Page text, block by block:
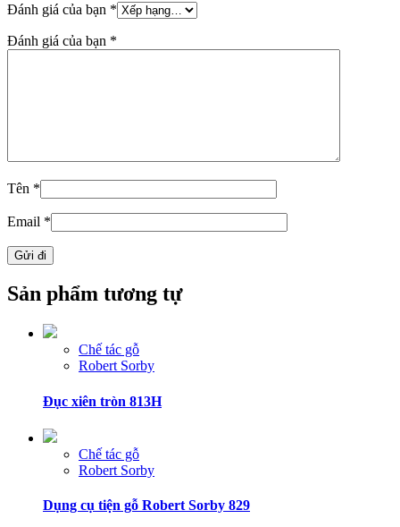
Đánh giá của bạn *
Đánh giá của bạn *
Tên *
Email *
Sản phẩm tương tự
Chế tác gỗ
Robert Sorby
Đục xiên tròn 813H
Chế tác gỗ
Robert Sorby
Dụng cụ tiện gỗ Robert Sorby 829